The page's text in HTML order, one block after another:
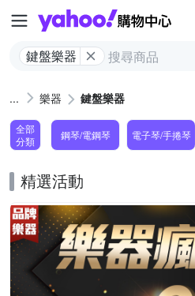
鍵盤樂器
樂器 鍵盤樂器
全部
分類
鋼琴/電鋼琴 電子琴/手捲琴
精選活動